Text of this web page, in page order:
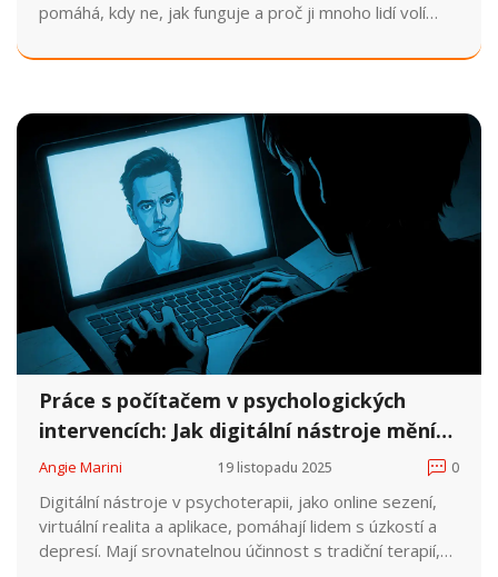
pomáhá, kdy ne, jak funguje a proč ji mnoho lidí volí
Práce s počítačem v psychologických
intervencích: Jak digitální nástroje mění
terapii
Angie Marini 19 listopadu 2025 0
Digitální nástroje v psychoterapii, jako online sezení,
virtuální realita a aplikace, pomáhají lidem s úzkostí a
depresí. Mají srovnatelnou účinnost s tradiční terapií,